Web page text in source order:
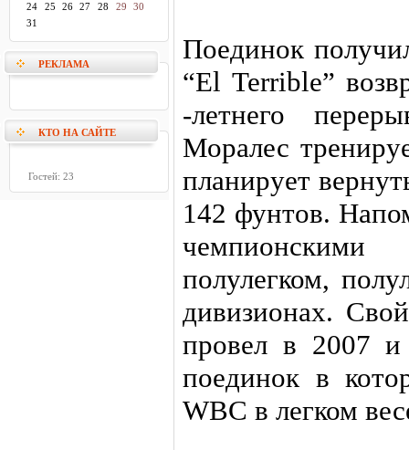
24
25 26 27 28 29
30
31
РЕКЛАМА
КТО НА САЙТЕ
Гостей: 23
Поединок
“El Terrible”
-летнего
Моралес
планирует
142 фунтов.
полулегком,
дивизионах.
провел в 2007 и
поединок в
WBC в легком